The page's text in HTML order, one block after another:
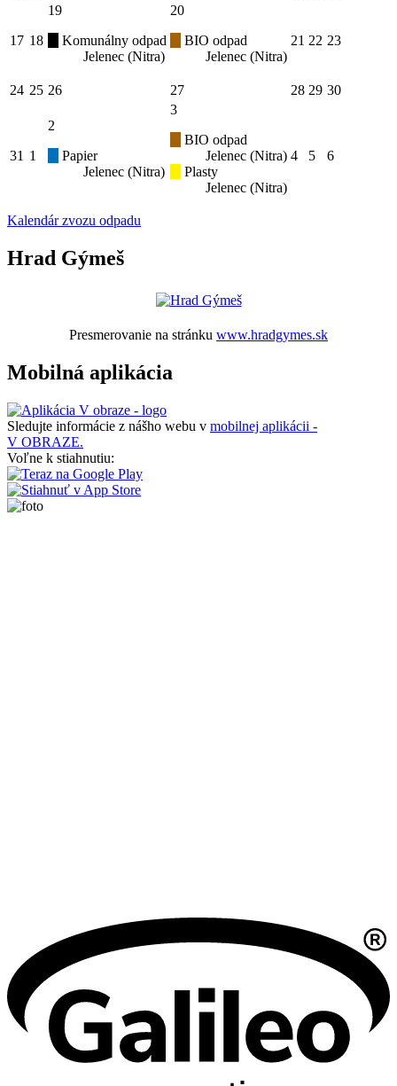
17 18
19
Komunálny odpad
Jelenec (Nitra)
20
BIO odpad
Jelenec (Nitra)
21 22 23
24 25 26 27 28 29 30
31 1
2
Papier
Jelenec (Nitra)
3
BIO odpad
Jelenec (Nitra)
Plasty
Jelenec (Nitra)
4 5 6
Kalendár zvozu odpadu
Hrad Gýmeš
Presmerovanie na stránku www.hradgymes.sk
Mobilná aplikácia
Sledujte informácie z nášho webu v mobilnej aplikácii -
V OBRAZE.
Voľne k stiahnutiu: